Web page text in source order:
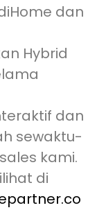
dan
Hybrid
dan
sewaktu-
kami.
di